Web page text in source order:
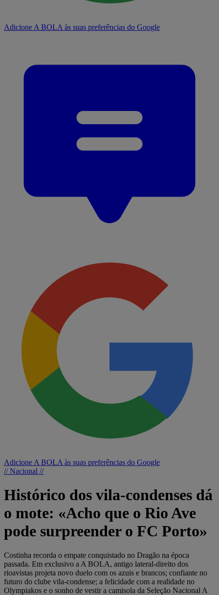
Adicione A BOLA às suas preferências do Google
Adicione A BOLA às suas preferências do Google
// Nacional //
Histórico dos vila-condenses dá
o mote: «Acho que o Rio Ave
pode surpreender o FC Porto»
Costinha recorda o empate conquistado no Dragão na época
passada. Em exclusivo a A BOLA, antigo lateral-direito dos
rioavistas projeta novo duelo com os azuis e brancos; confiante no
futuro do clube vila-condense; a felicidade com a realidade no
Olympiakos e o sonho de vestir a camisola da Seleção Nacional A